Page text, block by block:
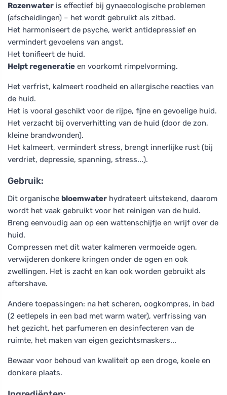
Rozenwater is effectief bij gynaecologische problemen
(afscheidingen) – het wordt gebruikt als zitbad.
Het harmoniseert de psyche, werkt antidepressief en
vermindert gevoelens van angst.
Het tonifieert de huid.
Helpt regeneratie en voorkomt rimpelvorming.
Het verfrist, kalmeert roodheid en allergische reacties van
de huid.
Het is vooral geschikt voor de rijpe, fijne en gevoelige huid.
Het verzacht bij oververhitting van de huid (door de zon,
kleine brandwonden).
Het kalmeert, vermindert stress, brengt innerlijke rust (bij
verdriet, depressie, spanning, stress...).
Gebruik:
Dit organische bloemwater hydrateert uitstekend, daarom
wordt het vaak gebruikt voor het reinigen van de huid.
Breng eenvoudig aan op een wattenschijfje en wrijf over de
huid.
Compressen met dit water kalmeren vermoeide ogen,
verwijderen donkere kringen onder de ogen en ook
zwellingen. Het is zacht en kan ook worden gebruikt als
aftershave.
Andere toepassingen: na het scheren, oogkompres, in bad
(2 eetlepels in een bad met warm water), verfrissing van
het gezicht, het parfumeren en desinfecteren van de
ruimte, het maken van eigen gezichtsmaskers...
Bewaar voor behoud van kwaliteit op een droge, koele en
donkere plaats.